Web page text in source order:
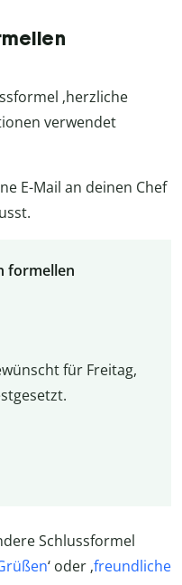
‚herzliche
verwendet
E-Mail an deinen Chef
formellen
für Freitag,
Schlussformel
‘ oder ‚freundliche